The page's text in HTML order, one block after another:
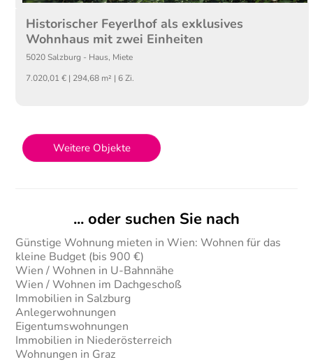
Historischer Feyerlhof als exklusives
Wohnhaus mit zwei Einheiten
5020 Salzburg - Haus, Miete
7.020,01 € | 294,68 m² | 6 Zi.
Weitere Objekte
... oder suchen Sie nach
Günstige Wohnung mieten in Wien: Wohnen für das
kleine Budget (bis 900 €)
Wien / Wohnen in U-Bahnnähe
Wien / Wohnen im Dachgeschoß
Immobilien in Salzburg
Anlegerwohnungen
Eigentumswohnungen
Immobilien in Niederösterreich
Wohnungen in Graz